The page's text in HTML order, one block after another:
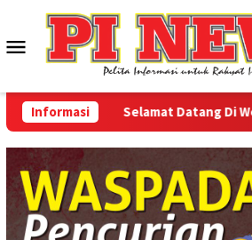
konten
Menu
Mobile
Informasi Selamat Datang Di